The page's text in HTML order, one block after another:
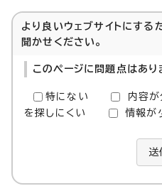
より良いウェブサイトにする
聞かせください。
このページに問題点はあり
特にない 内容が
を探しにくい
情報が
送